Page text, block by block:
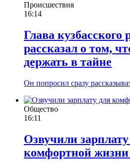
Происшествия
16:14
Глава кузбасского
рассказал о том,
держать в тайне
Он попросил сразу
Общество
16:11
Озвучили
комфортной жизни